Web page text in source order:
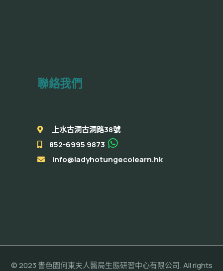
聯絡我們
上水古洞古洞路38號
852-6995 9873
info@ladyhotungecolearn.hk
© 2023 嗇色園何東夫人醫局生態研習中心有限公司. All rights